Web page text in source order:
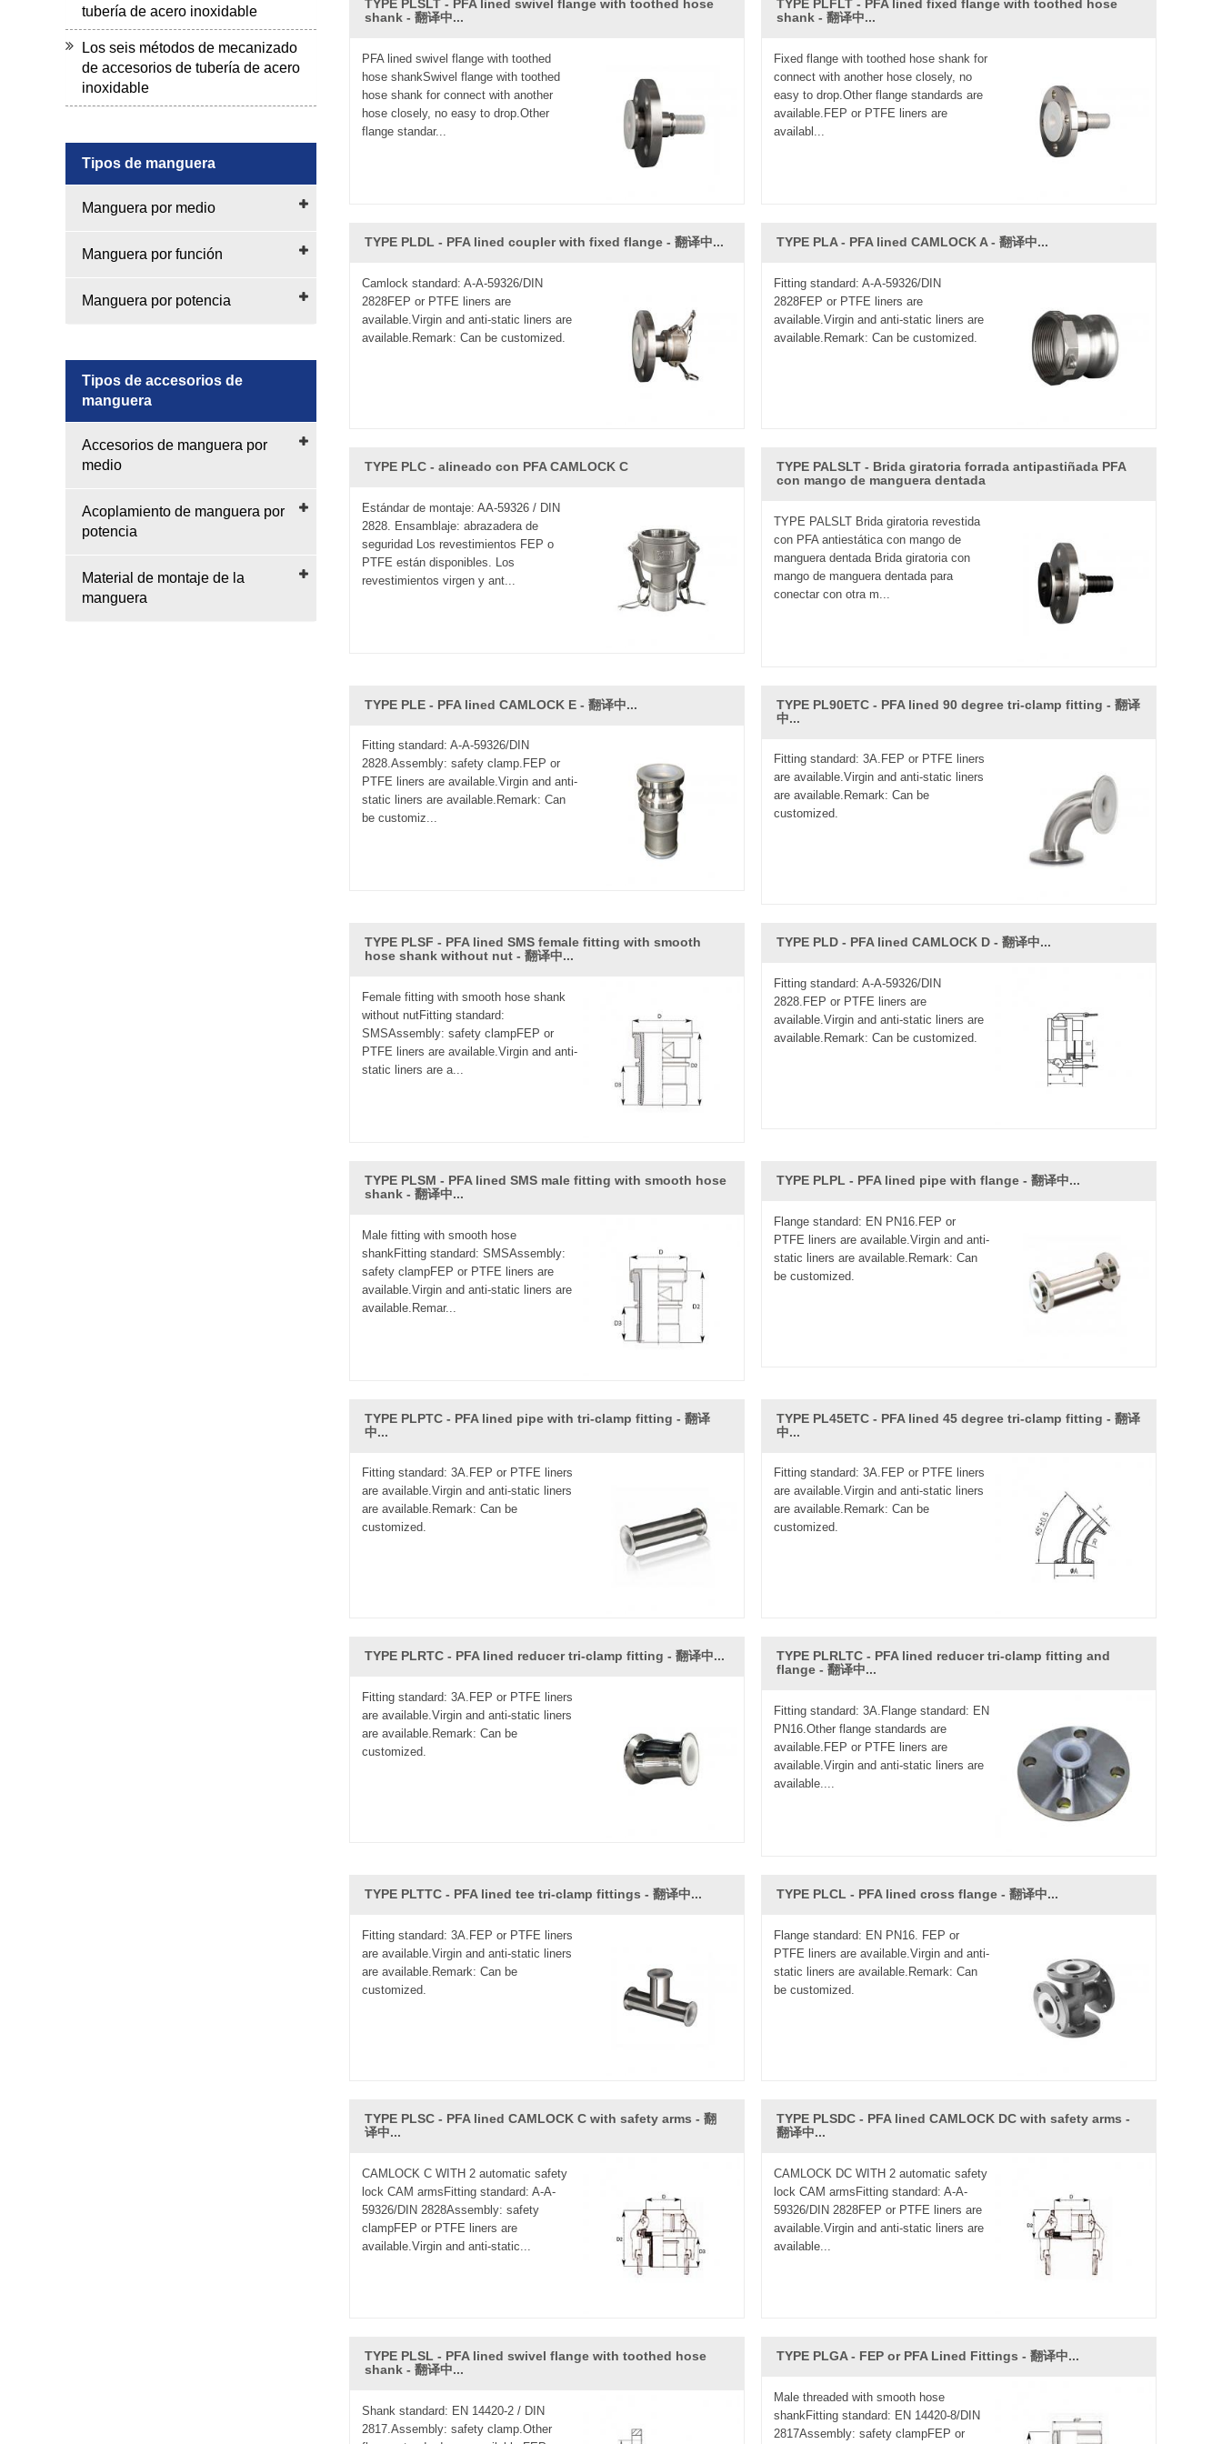
y alcalina, etc.
tubería de acero inoxidable
Los seis métodos de mecanizado
de accesorios de tubería de acero
inoxidable
Tipos de manguera
Manguera por medio
Manguera por función
Manguera por potencia
Tipos de accesorios de
manguera
Accesorios de manguera por
medio
Acoplamiento de manguera por
potencia
Material de montaje de la
manguera
TYPE PLSLT - PFA lined swivel flange with toothed hose
shank - 翻译中...
PFA lined swivel flange with toothed
hose shankSwivel flange with toothed
hose shank for connect with another
hose closely, no easy to drop.Other
flange standar...
TYPE PLFLT - PFA lined fixed flange with toothed hose
shank​ - 翻译中...
Fixed flange with toothed hose shank for
connect with another hose closely, no
easy to drop.Other flange standards are
available.FEP or PTFE liners are
availabl...
TYPE PLDL - PFA lined coupler with fixed flange​ - 翻译中...
Camlock standard: A-A-59326/DIN
2828FEP or PTFE liners are
available.Virgin and anti-static liners are
available.Remark: Can be customized.
TYPE PLA - PFA lined CAMLOCK A - 翻译中...
Fitting standard: A-A-59326/DIN
2828FEP or PTFE liners are
available.Virgin and anti-static liners are
available.Remark: Can be customized.
TYPE PLC - alineado con PFA CAMLOCK C
Estándar de montaje: AA-59326 / DIN
2828. Ensamblaje: abrazadera de
seguridad Los revestimientos FEP o
PTFE están disponibles. Los
revestimientos virgen y ant...
TYPE PALSLT - Brida giratoria forrada antipastiñada PFA
con mango de manguera dentada
TYPE PALSLT Brida giratoria revestida
con PFA antiestática con mango de
manguera dentada Brida giratoria con
mango de manguera dentada para
conectar con otra m...
TYPE PLE - PFA lined CAMLOCK E - 翻译中...
Fitting standard: A-A-59326/DIN
2828.Assembly: safety clamp.FEP or
PTFE liners are available.Virgin and anti-
static liners are available.Remark: Can
be customiz...
TYPE PL90ETC - PFA lined 90 degree tri-clamp fitting - 翻译
中...
Fitting standard: 3A.FEP or PTFE liners
are available.Virgin and anti-static liners
are available.Remark: Can be
customized.
TYPE PLSF - PFA lined SMS female fitting with smooth
hose shank without nut - 翻译中...
Female fitting with smooth hose shank
without nutFitting standard:
SMSAssembly: safety clampFEP or
PTFE liners are available.Virgin and anti-
static liners are a...
TYPE PLD - PFA lined CAMLOCK D - 翻译中...
Fitting standard: A-A-59326/DIN
2828.FEP or PTFE liners are
available.Virgin and anti-static liners are
available.Remark: Can be customized.
TYPE PLSM - PFA lined SMS male fitting with smooth hose
shank - 翻译中...
Male fitting with smooth hose
shankFitting standard: SMSAssembly:
safety clampFEP or PTFE liners are
available.Virgin and anti-static liners are
available.Remar...
TYPE PLPL - PFA lined pipe with flange - 翻译中...
Flange standard: EN PN16.FEP or
PTFE liners are available.Virgin and anti-
static liners are available.Remark: Can
be customized.
TYPE PLPTC - PFA lined pipe with tri-clamp fitting - 翻译
中...
Fitting standard: 3A.FEP or PTFE liners
are available.Virgin and anti-static liners
are available.Remark: Can be
customized.
TYPE PL45ETC - PFA lined 45 degree tri-clamp fitting - 翻译
中...
Fitting standard: 3A.FEP or PTFE liners
are available.Virgin and anti-static liners
are available.Remark: Can be
customized.
TYPE PLRTC - PFA lined reducer tri-clamp fitting - 翻译中...
Fitting standard: 3A.FEP or PTFE liners
are available.Virgin and anti-static liners
are available.Remark: Can be
customized.
TYPE PLRLTC - PFA lined reducer tri-clamp fitting and
flange - 翻译中...
Fitting standard: 3A.Flange standard: EN
PN16.Other flange standards are
available.FEP or PTFE liners are
available.Virgin and anti-static liners are
available....
TYPE PLTTC - PFA lined tee tri-clamp fittings - 翻译中...
Fitting standard: 3A.FEP or PTFE liners
are available.Virgin and anti-static liners
are available.Remark: Can be
customized.
TYPE PLCL - PFA lined cross flange - 翻译中...
Flange standard: EN PN16. FEP or
PTFE liners are available.Virgin and anti-
static liners are available.Remark: Can
be customized.
TYPE PLSC - PFA lined CAMLOCK C with safety arms - 翻
译中...
CAMLOCK C WITH 2 automatic safety
lock CAM armsFitting standard: A-A-
59326/DIN 2828Assembly: safety
clampFEP or PTFE liners are
available.Virgin and anti-static...
TYPE PLSDC - PFA lined CAMLOCK DC with safety arms -
翻译中...
CAMLOCK DC WITH 2 automatic safety
lock CAM armsFitting standard: A-A-
59326/DIN 2828FEP or PTFE liners are
available.Virgin and anti-static liners are
available...
TYPE PLSL - PFA lined swivel flange with toothed hose
shank - 翻译中...
Shank standard: EN 14420-2 / DIN
2817.Assembly: safety clamp.Other
TYPE PLGA - FEP or PFA Lined Fittings - 翻译中...
Male threaded with smooth hose
shankFitting standard: EN 14420-8/DIN
2817Assembly: safety clampFEP or